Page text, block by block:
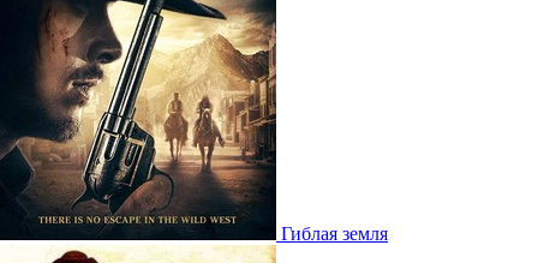
Гиблая земля